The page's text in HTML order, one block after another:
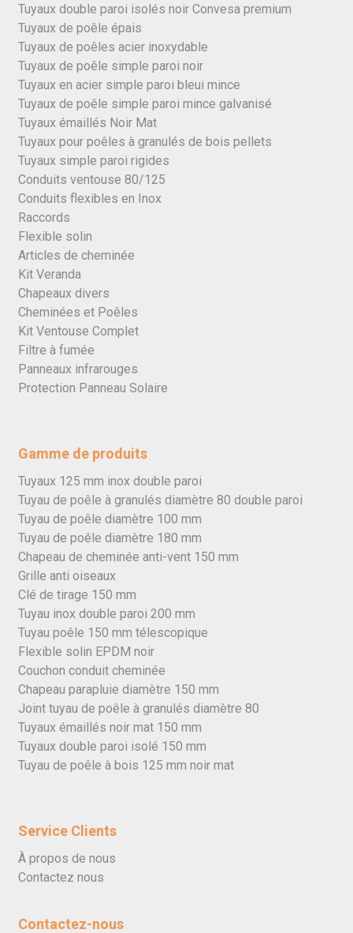
Tuyaux double paroi isolés noir Convesa premium
Tuyaux de poêle épais
Tuyaux de poêles acier inoxydable
Tuyaux de poêle simple paroi noir
Tuyaux en acier simple paroi bleui mince
Tuyaux de poêle simple paroi mince galvanisé
Tuyaux émaillés Noir Mat
Tuyaux pour poêles à granulés de bois pellets
Tuyaux simple paroi rigides
Conduits ventouse 80/125
Conduits flexibles en Inox
Raccords
Flexible solin
Articles de cheminée
Kit Veranda
Chapeaux divers
Cheminées et Poêles
Kit Ventouse Complet
Filtre à fumée
Panneaux infrarouges
Protection Panneau Solaire
Gamme de produits
Tuyaux 125 mm inox double paroi
Tuyau de poêle à granulés diamètre 80 double paroi
Tuyau de poêle diamètre 100 mm
Tuyau de poêle diamètre 180 mm
Chapeau de cheminée anti-vent 150 mm
Grille anti oiseaux
Clé de tirage 150 mm
Tuyau inox double paroi 200 mm
Tuyau poêle 150 mm télescopique
Flexible solin EPDM noir
Couchon conduit cheminée
Chapeau parapluie diamètre 150 mm
Joint tuyau de poêle à granulés diamètre 80
Tuyaux émaillés noir mat 150 mm
Tuyaux double paroi isolé 150 mm
Tuyau de poêle à bois 125 mm noir mat
Service Clients
À propos de nous
Contactez nous
Contactez-nous